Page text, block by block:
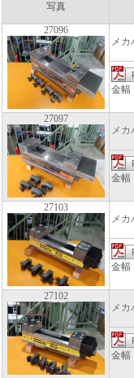
写真
27096
メカ
金
27097
メカ
金
27103
メカ
金
27102
メカ
金